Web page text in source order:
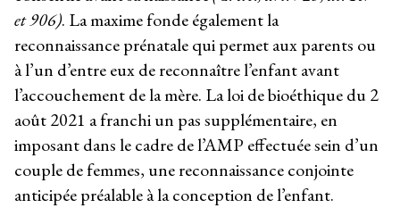
et 906). La maxime fonde également la
reconnaissance prénatale qui permet aux parents ou
à l’un d’entre eux de reconnaître l’enfant avant
l’accouchement de la mère. La loi de bioéthique du 2
août 2021 a franchi un pas supplémentaire, en
imposant dans le cadre de l’AMP effectuée sein d’un
couple de femmes, une reconnaissance conjointe
anticipée préalable à la conception de l’enfant.